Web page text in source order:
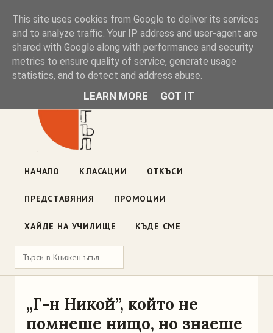
Книжен ъгъл
Блог на книжарницата — класации, откъси, нови книги
ул. „Оборище" 117, София· пон–пет 10:00–19:00 ·
НАЧАЛО КЛАСАЦИИ ОТКЪСИ
ПРЕДСТАВЯНИЯ ПРОМОЦИИ
ХАЙДЕ НА УЧИЛИЩЕ КЪДЕ СМЕ
„Г-н Никой”, който не
помнеше нищо, но знаеше
This site uses cookies from Google to deliver its services
and to analyze traffic. Your IP address and user-agent are
shared with Google along with performance and security
metrics to ensure quality of service, generate usage
statistics, and to detect and address abuse.
LEARN MORE GOT IT